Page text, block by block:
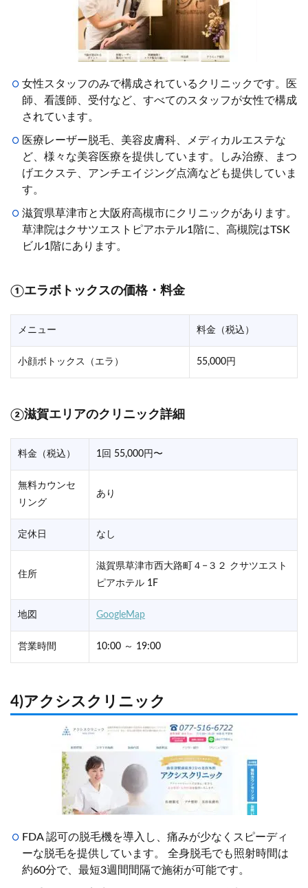
女性スタッフのみで構成されているクリニックです。医
師、看護師、受付など、すべてのスタッフが女性で構成
されています。
医療レーザー脱毛、美容皮膚科、メディカルエステな
ど、様々な美容医療を提供しています。しみ治療、まつ
げエクステ、アンチエイジング点滴なども提供していま
す。
滋賀県草津市と大阪府高槻市にクリニックがあります。
草津院はクサツエストピアホテル1階に、高槻院はTSK
ビル1階にあります。
①エラボトックスの価格・料金
メニュー 料金（税込）
小顔ボトックス（エラ） 55,000円
②滋賀エリアのクリニック詳細
料金（税込） 1回 55,000円〜
無料カウンセ
リング
あり
定休日 なし
住所
滋賀県草津市西大路町４−３２ クサツエスト
ピアホテル 1F
地図 GoogleMap
営業時間 10:00 ～ 19:00
4)アクシスクリニック
FDA 認可の脱毛機を導入し、痛みが少なくスピーディ
ーな脱毛を提供しています。 全身脱毛でも照射時間は
約60分で、最短3週間間隔で施術が可能です。